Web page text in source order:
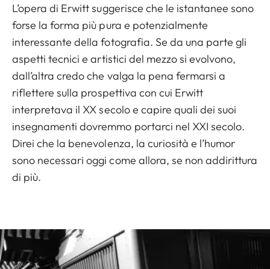
L’opera di Erwitt suggerisce che le istantanee sono
forse la forma più pura e potenzialmente
interessante della fotografia. Se da una parte gli
aspetti tecnici e artistici del mezzo si evolvono,
dall’altra credo che valga la pena fermarsi a
riflettere sulla prospettiva con cui Erwitt
interpretava il XX secolo e capire quali dei suoi
insegnamenti dovremmo portarci nel XXI secolo.
Direi che la benevolenza, la curiosità e l’humor
sono necessari oggi come allora, se non addirittura
di più.